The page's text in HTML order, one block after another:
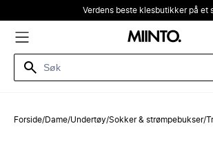
Verdens beste klesbutikker på et
Forside/Dame/Undertøy/Sokker & strømpebukser/